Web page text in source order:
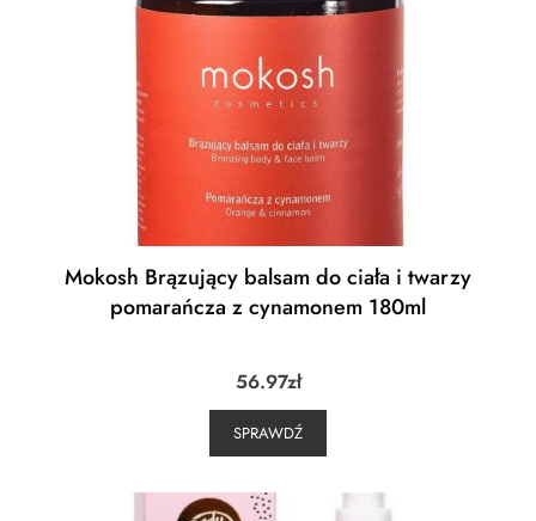
Mokosh Brązujący balsam do ciała i twarzy
pomarańcza z cynamonem 180ml
56.97zł
SPRAWDŹ